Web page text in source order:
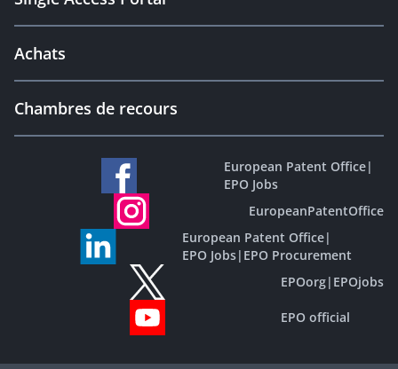
Achats
Chambres de recours
European Patent Office|
EPO Jobs
EuropeanPatentOffice
European Patent Office|
EPO Jobs| EPO Procurement
EPOorg| EPOjobs
EPO official